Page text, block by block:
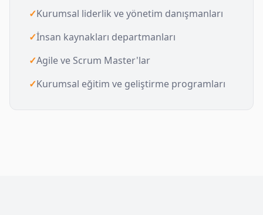
✓Kurumsal liderlik ve yönetim danışmanları
✓İnsan kaynakları departmanları
✓Agile ve Scrum Master'lar
✓Kurumsal eğitim ve geliştirme programları